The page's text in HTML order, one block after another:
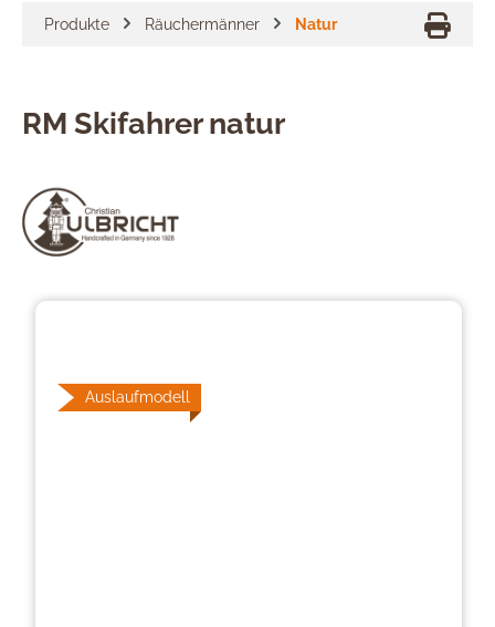
Produkte Räuchermänner Natur
RM Skifahrer natur
Auslaufmodell